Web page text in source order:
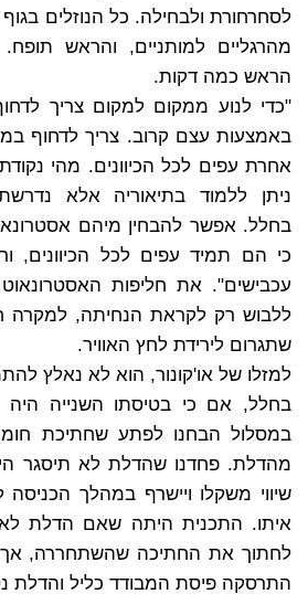
לסחרחורת ולבחילה. כל הנוזלים
מהרגליים למותניים, והראש
הראש כמה דקות.
"כדי לנוע ממקום למקום צריך
באמצעות עצם קרוב. צריך לדחוף
אחרת עפים לכל הכיוונים. מהי
ניתן ללמוד בתיאוריה אלא
בחלל. אפשר להבחין מיהם
כי הם תמיד עפים לכל הכיוונים,
עכבישים". את חליפות האסטרונאוט
ללבוש רק לקראת הנחיתה, למקרה
שתגרום לירידת לחץ האוויר.
למזלו של או'קונור, הוא לא נאלץ
בחלל, אם כי בטיסתו השנייה היה
במסלול הבחנו לפתע שחתיכת
מהדלת. פחדנו שהדלת לא תיסגר
שיווי משקלו ויישרף במהלך הכניסה
איתו. התכנית היתה שאם הדלת לא
לחתוך את החתיכה שהשתחררה,
התרסקה פיסת המבודד כליל והדלת